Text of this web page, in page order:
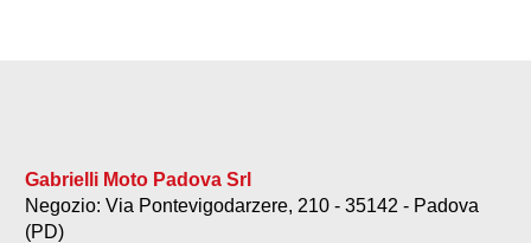
Gabrielli Moto Padova Srl
Negozio: Via Pontevigodarzere, 210 - 35142 - Padova
(PD)